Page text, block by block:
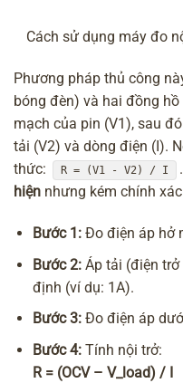
Cách sử dụng máy đo
Phương pháp thủ công
bóng đèn) và hai đồng
mạch của pin (V1), sau
tải (V2) và dòng điện (I).
thức:
R = (V1 - V2) / I
hiện nhưng kém chính
Bước 1: Đo điện áp hở
Bước 2: Áp tải (điện
định (ví dụ: 1A).
Bước 3: Đo điện áp
Bước 4: Tính nội trở:
R = (OCV – V_load) / I